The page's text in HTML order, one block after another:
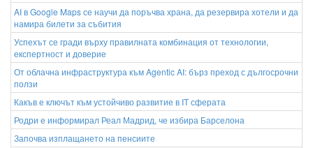
AI в Google Maps се научи да поръчва храна, да резервира хотели и да
намира билети за събития
Успехът се гради върху правилната комбинация от технологии,
експертност и доверие
От облачна инфраструктура към Agentic AI: бърз преход с дългосрочни
ползи
Какъв е ключът към устойчиво развитие в IТ сферата
Родри е информирал Реал Мадрид, че избира Барселона
Започва изплащането на пенсиите